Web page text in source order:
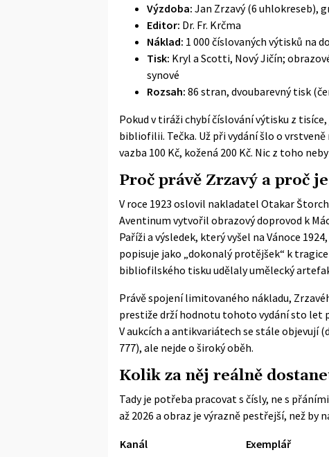
Výzdoba: Jan Zrzavý (6 uhlokreseb),
Editor: Dr. Fr. Krčma
Náklad: 1 000 číslovaných výtisků na
Tisk: Kryl a Scotti, Nový Jičín;
synové
Rozsah: 86 stran, dvoubarevný tisk
Pokud v tiráži chybí číslování výtisku z
bibliofilii. Tečka. Už při vydání šlo o
vazba 100 Kč, kožená 200 Kč. Nic z toho
Proč právě Zrzavý a proč
V roce 1923 oslovil nakladatel Otakar
Aventinum vytvořil obrazový doprovod k
Paříži a výsledek, který vyšel na Vánoce
popisuje jako „dokonalý protějšek“ k
bibliofilského tisku udělaly umělecký
Právě spojení limitovaného nákladu,
prestiže drží hodnotu tohoto vydání sto let
V aukcích a antikvariátech se stále objevují
777), ale nejde o široký oběh.
Kolik za něj reálně
Tady je potřeba pracovat s čísly, ne s
až 2026 a obraz je výrazně pestřejší, než by
Kanál Exemplář